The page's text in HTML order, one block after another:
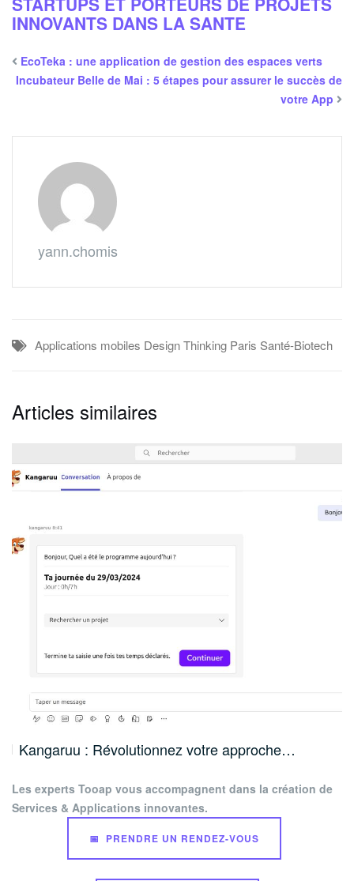
INNOVANTS DANS LA SANTE
EcoTeka : une application de gestion des espaces verts
Incubateur Belle de Mai : 5 étapes pour assurer le succès de
votre App
yann.chomis
Applications mobiles Design Thinking Paris Santé-Biotech
Articles similaires
Kangaruu : Révolutionnez votre approche…
Les experts Tooap vous accompagnent dans la création de
Services & Applications innovantes.
📅 PRENDRE UN RENDEZ-VOUS